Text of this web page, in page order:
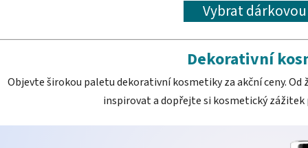
Vybrat
Dekorativní
Objevte širokou paletu dekorativní kosmetiky za akční ceny. Od
inspirovat a dopřejte si kosmetický zážitek